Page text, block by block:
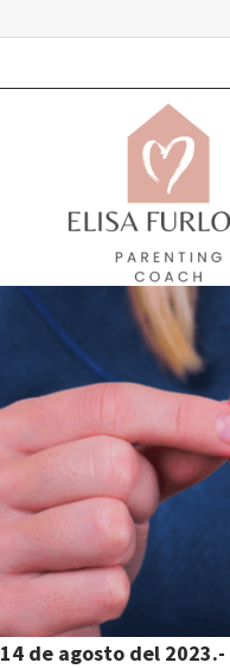
14 de agosto del 2023.-